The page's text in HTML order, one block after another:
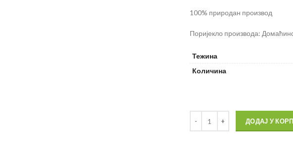
100% природан производ
Поријекло производа:
Тежина
Количина
ДОДАЈ У